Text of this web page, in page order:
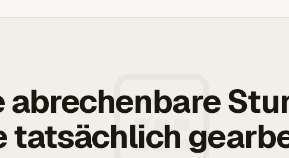
abrechenbare
tatsächlich